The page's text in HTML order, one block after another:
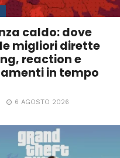
caldo: dove
migliori dirette
reaction e
in tempo
6 AGOSTO 2026